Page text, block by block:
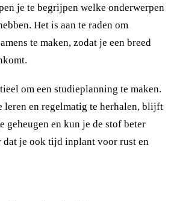
je te begrijpen welke onderwerpen
Het is aan te raden om
te maken, zodat je een breed
om een studieplanning te maken.
leren en regelmatig te herhalen, blijft
geheugen en kun je de stof beter
dat je ook tijd inplant voor rust en